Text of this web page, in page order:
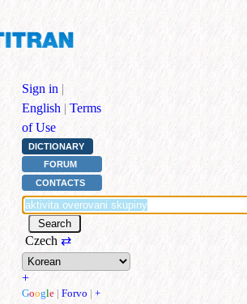
Sign in |
English | Terms
of Use
DICTIONARY
FORUM
CONTACTS
Czech ⇄
+
Google | Forvo | +